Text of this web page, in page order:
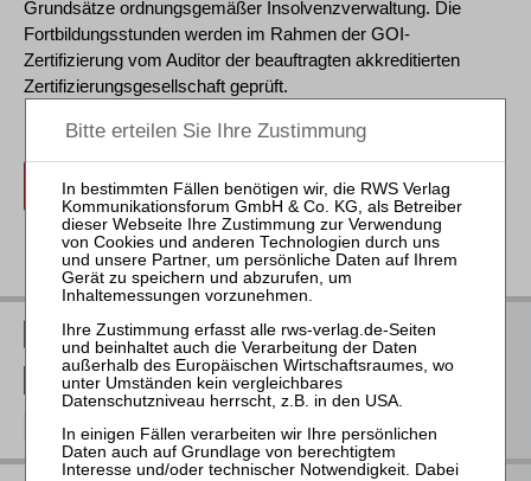
Grundsätze ordnungsgemäßer Insolvenzverwaltung. Die
Fortbildungsstunden werden im Rahmen der GOI-
Zertifizierung vom Auditor der beauftragten akkreditierten
Zertifizierungsgesellschaft geprüft.
anmelden
zurück
RWS Verlag bei LinkedIn
RWS Verlag bei Facebook
RWS Verlag bei Instagram